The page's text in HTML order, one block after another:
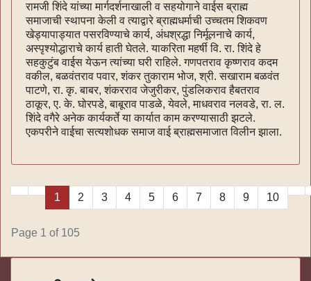
रामजी शिंदे यांच्या मार्गदर्शनाखाली व सहयोगाने वाईस ब्राह्म
समाजाची स्थापना केली व त्याद्वारे ब्राह्मधर्माची उच्चतम शिकवण
खेड्यापाड्यात पसरविण्याचे कार्य, अंधश्रद्धा निर्मूलनाचे कार्य,
अस्पृश्योद्धाराचे कार्य हाती घेतले. याकरिता महर्षी वि. रा. शिंदे हे
सहकुटुंब वाईस येऊन त्यांच्या घरी राहिले. गणपतराव कृष्णराव कदम
वकील, बळवंतराव पवार, शंकर तुकाराम भोज, श्री. सखाराम बळवंत
पाटणे, रा. कृ. बाबर, शंकरराव जेजुरीकर, पुंडलिकराव हैबतराव
ठाकूर, ए. के. घोरपडे, बाबूराव पाडळे, येवले, माधवराव नलवडे, रा. ल.
शिंदे वगैरे अनेक कार्यकर्ते या कार्यात काम करण्यासाठी झटले.
एकपरीने वाईचा सत्यशोधक समाज वाई ब्राह्मसमाजात विलीन झाला.
1 2 3 4 5 6 7 8 9 10
Page 1 of 105